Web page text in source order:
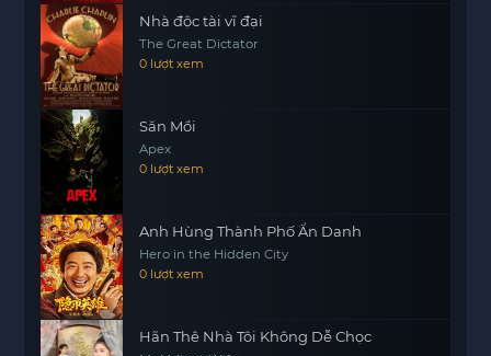
những niềm vui, nỗi buồn, và những bài học quý
giá trong thế giới giang hồ khắc nghiệt.
Nhà độc tài vĩ đại
The Great Dictator
0 lượt xem
Săn Mồi
Apex
0 lượt xem
Anh Hùng Thành Phố Ẩn Danh
Hero in the Hidden City
0 lượt xem
Hãn Thê Nhà Tôi Không Dễ Chọc